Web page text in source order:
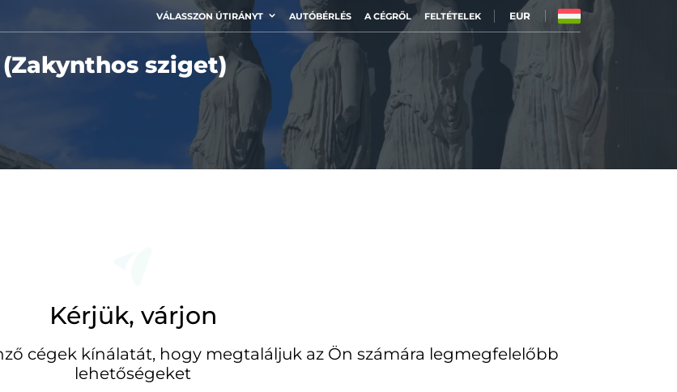
VÁLASSZON ÚTIRÁNYT AUTÓBÉRLÉS A CÉGRŐL FELTÉTELEK EUR
sziget)
Kérjük, várjon
cégek kínálatát, hogy megtaláljuk az Ön számára legmegfelelőbb
lehetőségeket